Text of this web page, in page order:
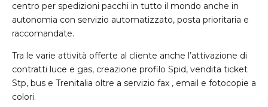
centro per spedizioni pacchi in tutto il mondo anche in
autonomia con servizio automatizzato, posta prioritaria e
raccomandate.
Tra le varie attività offerte al cliente anche l’attivazione di
contratti luce e gas, creazione profilo Spid, vendita ticket
Stp, bus e Trenitalia oltre a servizio fax , email e fotocopie a
colori.